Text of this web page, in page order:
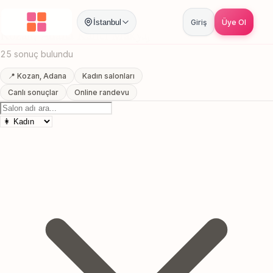
İstanbul Giriş Üye Ol
Anasayfa / Adana Kozan Kalici Makyaj
Kozan, Adana Kalici Makyaj
25 sonuç bulundu
📍 Kozan, Adana
Kadın salonları
Canlı sonuçlar
Online randevu